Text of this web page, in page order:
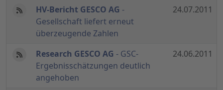
HV-Bericht GESCO AG -
Gesellschaft liefert erneut
überzeugende Zahlen
24.07.2011
Research GESCO AG - GSC-
Ergebnisschätzungen deutlich
angehoben
24.06.2011